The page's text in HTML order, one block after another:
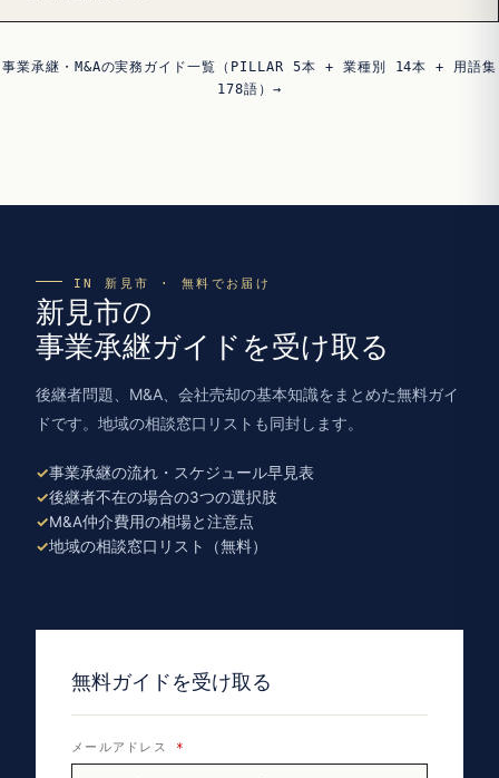
事業承継・M&Aの実務ガイド一覧（PILLAR 5本 + 業種別 14本 + 用語集
178語）→
IN 新見市 · 無料でお届け
新見市の
事業承継ガイドを受け取る
後継者問題、M&A、会社売却の基本知識をまとめた無料ガイ
ドです。地域の相談窓口リストも同封します。
事業承継の流れ・スケジュール早見表
後継者不在の場合の3つの選択肢
M&A仲介費用の相場と注意点
地域の相談窓口リスト（無料）
無料ガイドを受け取る
メールアドレス *